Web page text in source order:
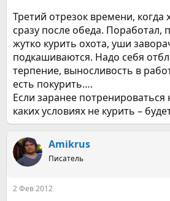
Третий отрезок времени, когда
сразу после обеда. Поработал,
жутко курить охота, уши
подкашиваются. Надо себя
терпение, выносливость в
есть покурить….
Если заранее
каких условиях не курить –
Amikrus
Писатель
2 Фев 2012